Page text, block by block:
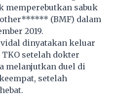
memperebutkan sabuk
(BMF) dalam
2019.
dinyatakan keluar
setelah dokter
melanjutkan duel di
setelah